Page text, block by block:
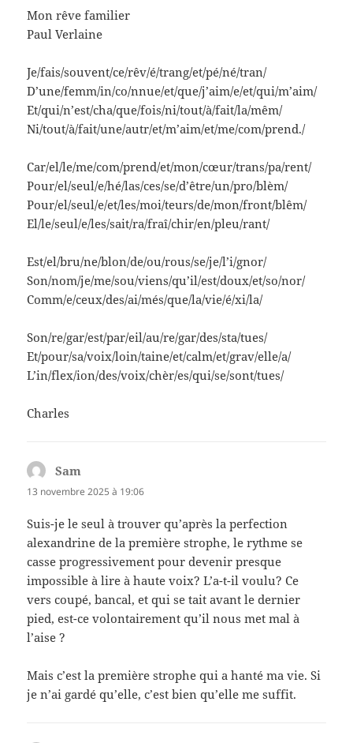
Mon rêve familier
Paul Verlaine
Je/fais/souvent/ce/rêv/é/trang/et/pé/né/tran/
D’une/femm/in/co/nnue/et/que/j’aim/e/et/qui/m’aim/
Et/qui/n’est/cha/que/fois/ni/tout/à/fait/la/mêm/
Ni/tout/à/fait/une/autr/et/m’aim/et/me/com/prend./
Car/el/le/me/com/prend/et/mon/cœur/trans/pa/rent/
Pour/el/seul/e/hé/las/ces/se/d’être/un/pro/blèm/
Pour/el/seul/e/et/les/moi/teurs/de/mon/front/blêm/
El/le/seul/e/les/sait/ra/fraî/chir/en/pleu/rant/
Est/el/bru/ne/blon/de/ou/rous/se/je/l’i/gnor/
Son/nom/je/me/sou/viens/qu’il/est/doux/et/so/nor/
Comm/e/ceux/des/ai/més/que/la/vie/é/xi/la/
Son/re/gar/est/par/eil/au/re/gar/des/sta/tues/
Et/pour/sa/voix/loin/taine/et/calm/et/grav/elle/a/
L’in/flex/ion/des/voix/chèr/es/qui/se/sont/tues/
Charles
Sam
13 novembre 2025 à 19:06
Suis-je le seul à trouver qu’après la perfection
alexandrine de la première strophe, le rythme se
casse progressivement pour devenir presque
impossible à lire à haute voix? L’a-t-il voulu? Ce
vers coupé, bancal, et qui se tait avant le dernier
pied, est-ce volontairement qu’il nous met mal à
l’aise ?
Mais c’est la première strophe qui a hanté ma vie. Si
je n’ai gardé qu’elle, c’est bien qu’elle me suffit.